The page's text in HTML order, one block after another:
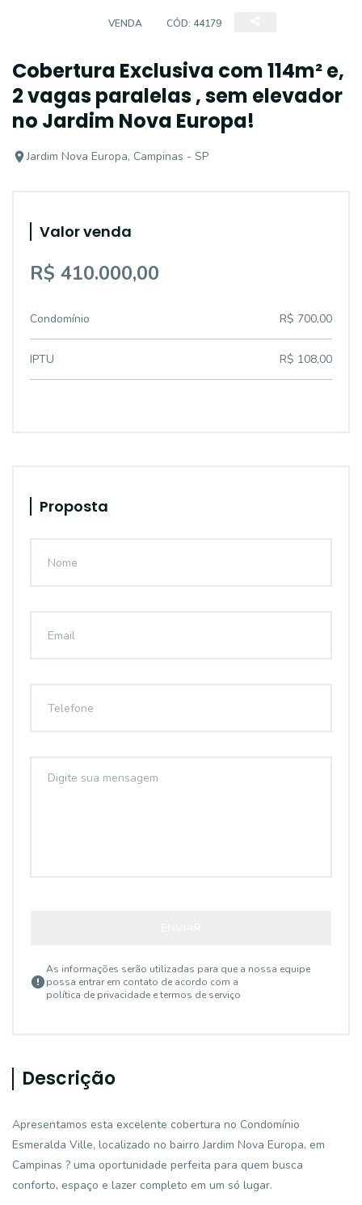
VENDA CÓD: 44179
Cobertura Exclusiva com 114m² e,
2 vagas paralelas , sem elevador
no Jardim Nova Europa!
Jardim Nova Europa, Campinas - SP
Valor venda
R$ 410.000,00
Condomínio R$ 700,00
IPTU R$ 108,00
Proposta
As informações serão utilizadas para que a nossa equipe
possa entrar em contato de acordo com a
política de privacidade e termos de serviço
Descrição
Apresentamos esta excelente cobertura no Condomínio
Esmeralda Ville, localizado no bairro Jardim Nova Europa, em
Campinas ? uma oportunidade perfeita para quem busca
conforto, espaço e lazer completo em um só lugar.